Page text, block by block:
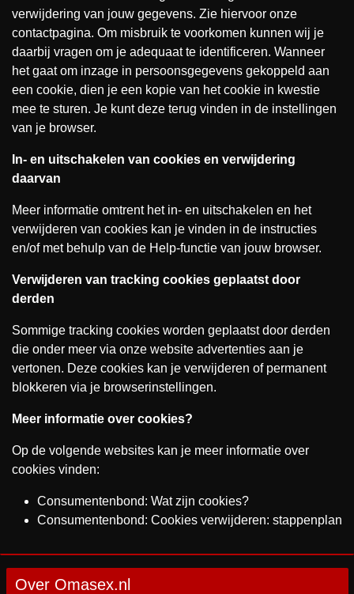
verwijdering van jouw gegevens. Zie hiervoor onze
contactpagina. Om misbruik te voorkomen kunnen wij je
daarbij vragen om je adequaat te identificeren. Wanneer
het gaat om inzage in persoonsgegevens gekoppeld aan
een cookie, dien je een kopie van het cookie in kwestie
mee te sturen. Je kunt deze terug vinden in de instellingen
van je browser.
In- en uitschakelen van cookies en verwijdering
daarvan
Meer informatie omtrent het in- en uitschakelen en het
verwijderen van cookies kan je vinden in de instructies
en/of met behulp van de Help-functie van jouw browser.
Verwijderen van tracking cookies geplaatst door
derden
Sommige tracking cookies worden geplaatst door derden
die onder meer via onze website advertenties aan je
vertonen. Deze cookies kan je verwijderen of permanent
blokkeren via je browserinstellingen.
Meer informatie over cookies?
Op de volgende websites kan je meer informatie over
cookies vinden:
Consumentenbond: Wat zijn cookies?
Consumentenbond: Cookies verwijderen: stappenplan
Over Omasex.nl